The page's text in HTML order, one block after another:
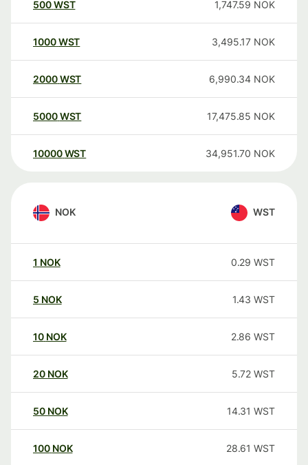
500WST 1,747.59 NOK
1000WST 3,495.17 NOK
2000WST 6,990.34 NOK
5000WST 17,475.85 NOK
10000 WST 34,951.70 NOK
NOK WST
1 NOK 0.29 WST
5 NOK 1.43 WST
10 NOK 2.86 WST
20 NOK 5.72 WST
50 NOK 14.31 WST
100 NOK 28.61 WST